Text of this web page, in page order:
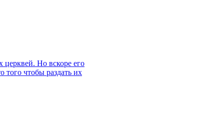
церквей. Но вскоре его
того чтобы раздать их